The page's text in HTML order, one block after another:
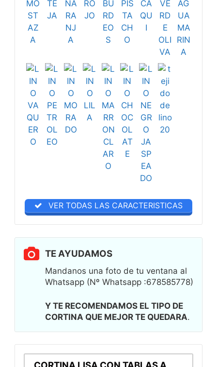
VER TODAS LAS CARACTERISTICAS
TE AYUDAMOS
Mandanos una foto de tu ventana al
Whatsapp (Nº Whatsapp :678585778)
Y TE RECOMENDAMOS EL TIPO DE
CORTINA QUE MEJOR TE QUEDARA.